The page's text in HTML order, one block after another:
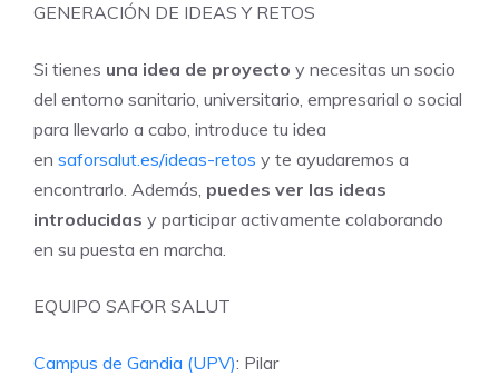
GENERACIÓN DE IDEAS Y RETOS
Si tienes una idea de proyecto y necesitas un socio
del entorno sanitario, universitario, empresarial o social
para llevarlo a cabo, introduce tu idea
en saforsalut.es/ideas-retos y te ayudaremos a
encontrarlo. Además, puedes ver las ideas
introducidas y participar activamente colaborando
en su puesta en marcha.
EQUIPO SAFOR SALUT
Campus de Gandia (UPV): Pilar